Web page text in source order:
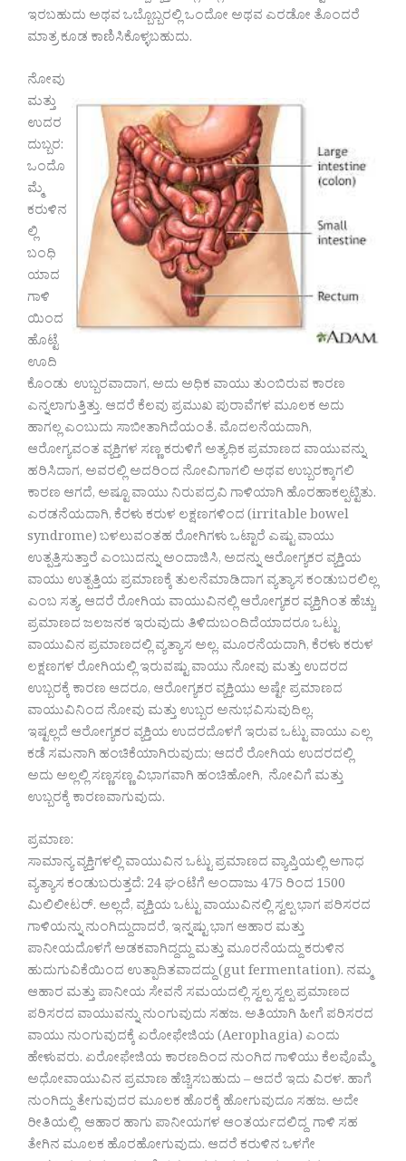
ಇರಬಹುದು ಅಥವ ಒಬ್ಬೊಬ್ಬರಲ್ಲಿ ಒಂದೋ ಅಥವ ಎರಡೋ ತೊಂದರೆ
ಮಾತ್ರ ಕೂಡ ಕಾಣಿಸಿಕೊಳ್ಳಬಹುದು.
ನೋವು
ಮತ್ತು
ಉದರ
ದುಬ್ಬರ:
ಒಂದೊ
ಮ್ಮೆ
ಕರುಳಿನ
ಲ್ಲಿ
ಬಂಧಿ
ಯಾದ
ಗಾಳಿ
ಯಿಂದ
ಹೊಟ್ಟೆ
ಊದಿ
ಕೊಂಡು ಉಬ್ಬರವಾದಾಗ, ಅದು ಅಧಿಕ ವಾಯು ತುಂಬಿರುವ ಕಾರಣ
ಎನ್ನಲಾಗುತ್ತಿತ್ತು. ಆದರೆ ಕೆಲವು ಪ್ರಮುಖ ಪುರಾವೆಗಳ ಮೂಲಕ ಅದು
ಹಾಗಲ್ಲ ಎಂಬುದು ಸಾಬೀತಾಗಿದೆಯಂತೆ. ಮೊದಲನೆಯದಾಗಿ,
ಆರೋಗ್ಯವಂತ ವ್ಯಕ್ತಿಗಳ ಸಣ್ಣ ಕರುಳಿಗೆ ಅತ್ಯಧಿಕ ಪ್ರಮಾಣದ ವಾಯುವನ್ನು
ಹರಿಸಿದಾಗ, ಅವರಲ್ಲಿ ಅದರಿಂದ ನೋವಿಗಾಗಲಿ ಅಥವ ಉಬ್ಬರಕ್ಕಾಗಲಿ
ಕಾರಣ ಆಗದೆ, ಅಷ್ಟೂ ವಾಯು ನಿರುಪದ್ರವಿ ಗಾಳಿಯಾಗಿ ಹೊರಹಾಕಲ್ಪಟ್ಟಿತು.
ಎರಡನೆಯದಾಗಿ, ಕೆರಳು ಕರುಳ ಲಕ್ಷಣಗಳಿಂದ (irritable bowel
syndrome) ಬಳಲುವಂತಹ ರೋಗಿಗಳು ಒಟ್ಟಾರೆ ಎಷ್ಟು ವಾಯು
ಉತ್ಪತ್ತಿಸುತ್ತಾರೆ ಎಂಬುದನ್ನು ಅಂದಾಜಿಸಿ, ಅದನ್ನು ಆರೋಗ್ಯಕರ ವ್ಯಕ್ತಿಯ
ವಾಯು ಉತ್ಪತ್ತಿಯ ಪ್ರಮಾಣಕ್ಕೆ ತುಲನೆಮಾಡಿದಾಗ ವ್ಯತ್ಯಾಸ ಕಂಡುಬರಲಿಲ್ಲ
ಎಂಬ ಸತ್ಯ. ಆದರೆ ರೋಗಿಯ ವಾಯುವಿನಲ್ಲಿ ಆರೋಗ್ಯಕರ ವ್ಯಕ್ತಿಗಿಂತ ಹೆಚ್ಚು
ಪ್ರಮಾಣದ ಜಲಜನಕ ಇರುವುದು ತಿಳಿದುಬಂದಿದೆಯಾದರೂ ಒಟ್ಟು
ವಾಯುವಿನ ಪ್ರಮಾಣದಲ್ಲಿ ವ್ಯತ್ಯಾಸ ಅಲ್ಲ. ಮೂರನೆಯದಾಗಿ, ಕೆರಳು ಕರುಳ
ಲಕ್ಷಣಗಳ ರೋಗಿಯಲ್ಲಿ ಇರುವಷ್ಟು ವಾಯು ನೋವು ಮತ್ತು ಉದರದ
ಉಬ್ಬರಕ್ಕೆ ಕಾರಣ ಆದರೂ, ಆರೋಗ್ಯಕರ ವ್ಯಕ್ತಿಯು ಅಷ್ಟೇ ಪ್ರಮಾಣದ
ವಾಯುವಿನಿಂದ ನೋವು ಮತ್ತು ಉಬ್ಬರ ಅನುಭವಿಸುವುದಿಲ್ಲ.
ಇಷ್ಟಲ್ಲದೆ ಆರೋಗ್ಯಕರ ವ್ಯಕ್ತಿಯ ಉದರದೊಳಗೆ ಇರುವ ಒಟ್ಟು ವಾಯು ಎಲ್ಲ
ಕಡೆ ಸಮನಾಗಿ ಹಂಚಿಕೆಯಾಗಿರುವುದು; ಆದರೆ ರೋಗಿಯ ಉದರದಲ್ಲಿ
ಅದು ಅಲ್ಲಲ್ಲಿ ಸಣ್ಣಸಣ್ಣ ವಿಭಾಗವಾಗಿ ಹಂಚಿಹೋಗಿ, ನೋವಿಗೆ ಮತ್ತು
ಉಬ್ಬರಕ್ಕೆ ಕಾರಣವಾಗುವುದು.
ಪ್ರಮಾಣ:
ಸಾಮಾನ್ಯ ವ್ಯಕ್ತಿಗಳಲ್ಲಿ ವಾಯುವಿನ ಒಟ್ಟು ಪ್ರಮಾಣದ ವ್ಯಾಪ್ತಿಯಲ್ಲಿ ಅಗಾಧ
ವ್ಯತ್ಯಾಸ ಕಂಡುಬರುತ್ತದೆ: 24 ಘಂಟೆಗೆ ಅಂದಾಜು 475 ರಿಂದ 1500
ಮಿಲಿಲೀಟರ್. ಅಲ್ಲದೆ, ವ್ಯಕ್ತಿಯ ಒಟ್ಟು ವಾಯುವಿನಲ್ಲಿ ಸ್ವಲ್ಪ ಭಾಗ ಪರಿಸರದ
ಗಾಳಿಯನ್ನು ನುಂಗಿದ್ದುದಾದರೆ, ಇನ್ನಷ್ಟು ಭಾಗ ಆಹಾರ ಮತ್ತು
ಪಾನೀಯದೊಳಗೆ ಅಡಕವಾಗಿದ್ದದ್ದು ಮತ್ತು ಮೂರನೆಯದ್ದು ಕರುಳಿನ
ಹುದುಗುವಿಕೆಯಿಂದ ಉತ್ಪಾದಿತವಾದದ್ದು (gut fermentation). ನಮ್ಮ
ಆಹಾರ ಮತ್ತು ಪಾನೀಯ ಸೇವನೆ ಸಮಯದಲ್ಲಿ ಸ್ವಲ್ಪ ಸ್ವಲ್ಪ ಪ್ರಮಾಣದ
ಪರಿಸರದ ವಾಯುವನ್ನು ನುಂಗುವುದು ಸಹಜ. ಅತಿಯಾಗಿ ಹೀಗೆ ಪರಿಸರದ
ವಾಯು ನುಂಗುವುದಕ್ಕೆ ಏರೋಫೇಜಿಯ (Aerophagia) ಎಂದು
ಹೇಳುವರು. ಏರೋಫೇಜಿಯ ಕಾರಣದಿಂದ ನುಂಗಿದ ಗಾಳಿಯು ಕೆಲವೊಮ್ಮೆ
ಅಧೋವಾಯುವಿನ ಪ್ರಮಾಣ ಹೆಚ್ಚಿಸಬಹುದು – ಆದರೆ ಇದು ವಿರಳ. ಹಾಗೆ
ನುಂಗಿದ್ದು ತೇಗುವುದರ ಮೂಲಕ ಹೊರಕ್ಕೆ ಹೋಗುವುದೂ ಸಹಜ. ಅದೇ
ರೀತಿಯಲ್ಲಿ ಆಹಾರ ಹಾಗು ಪಾನೀಯಗಳ ಆಂತರ್ಯದಲಿದ್ದ ಗಾಳಿ ಸಹ
ತೇಗಿನ ಮೂಲಕ ಹೊರಹೋಗುವುದು. ಆದರೆ ಕರುಳಿನ ಒಳಗೇ